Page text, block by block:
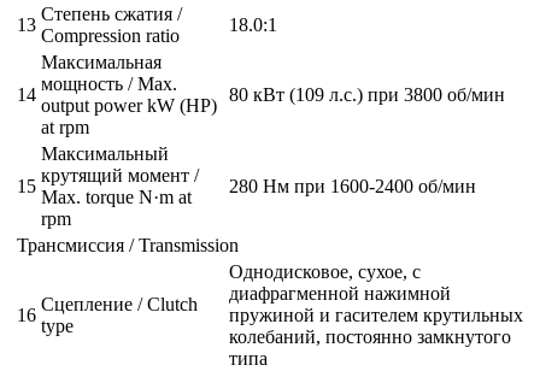
13
Степень сжатия /
Compression ratio
18.0:1
14
Максимальная
мощность / Max.
output power kW (HP)
at rpm
80 кВт (109 л.с.) при 3800 об/мин
15
Максимальный
крутящий момент /
Max. torque N·m at
rpm
280 Нм при 1600-2400 об/мин
Трансмиссия / Transmission
16
Сцепление / Clutch
type
Однодисковое, сухое, с
диафрагменной нажимной
пружиной и гасителем крутильных
колебаний, постоянно замкнутого
типа